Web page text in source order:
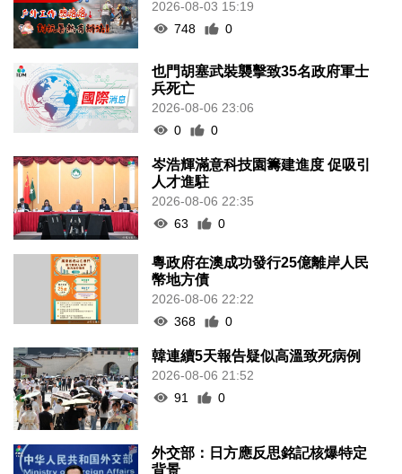
2026-08-03 15:19
748
0
也門胡塞武裝襲擊致35名政府軍士
兵死亡
2026-08-06 23:06
0
0
岑浩輝滿意科技園籌建進度 促吸引
人才進駐
2026-08-06 22:35
63
0
粵政府在澳成功發行25億離岸人民
幣地方債
2026-08-06 22:22
368
0
韓連續5天報告疑似高溫致死病例
2026-08-06 21:52
91
0
外交部：日方應反思銘記核爆特定
背景